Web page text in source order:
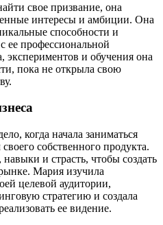
свое призвание, она
интересы и амбиции. Она
способности и
ее профессиональной
экспериментов и обучения она
пока не открыла свою
когда начала заниматься
собственного продукта.
и страсть, чтобы создать
Мария изучила
целевой аудитории,
стратегию и создала
ее видение.